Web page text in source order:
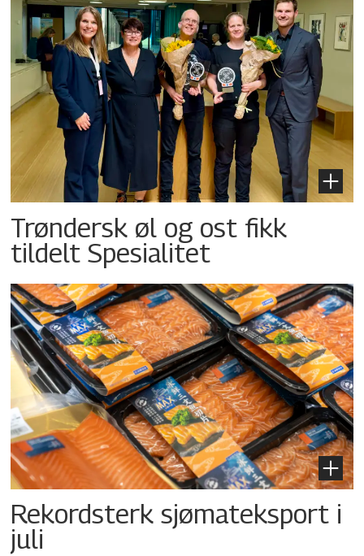
Trøndersk øl og ost fikk
tildelt Spesialitet
Rekordsterk sjømateksport i
juli